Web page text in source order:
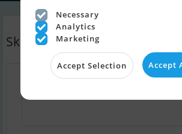
Skapa ett nytt konto
Necessary
Analytics
Marketing
Accept Selection Accept